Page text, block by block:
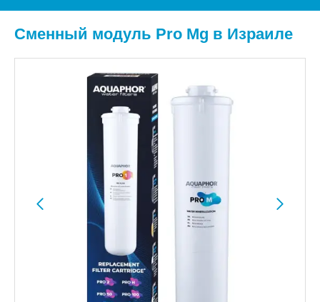
Сменный модуль Pro Mg в Израиле